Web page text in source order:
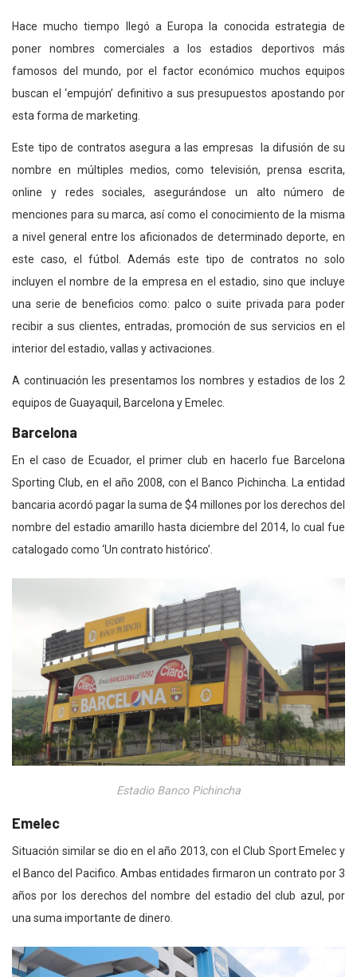
Hace mucho tiempo llegó a Europa la conocida estrategia de
poner nombres comerciales a los estadios deportivos más
famosos del mundo, por el factor económico muchos equipos
buscan el ‘empujón’ definitivo a sus presupuestos apostando por
esta forma de marketing.
Este tipo de contratos asegura a las empresas la difusión de su
nombre en múltiples medios, como televisión, prensa escrita,
online y redes sociales, asegurándose un alto número de
menciones para su marca, así como el conocimiento de la misma
a nivel general entre los aficionados de determinado deporte, en
este caso, el fútbol. Además este tipo de contratos no solo
incluyen el nombre de la empresa en el estadio, sino que incluye
una serie de beneficios como: palco o suite privada para poder
recibir a sus clientes, entradas, promoción de sus servicios en el
interior del estadio, vallas y activaciones.
A continuación les presentamos los nombres y estadios de los 2
equipos de Guayaquil, Barcelona y Emelec.
Barcelona
En el caso de Ecuador, el primer club en hacerlo fue Barcelona
Sporting Club, en el año 2008, con el Banco Pichincha. La entidad
bancaria acordó pagar la suma de $4 millones por los derechos del
nombre del estadio amarillo hasta diciembre del 2014, lo cual fue
catalogado como ‘Un contrato histórico’.
Estadio Banco Pichincha
Emelec
Situación similar se dio en el año 2013, con el Club Sport Emelec y
el Banco del Pacifico. Ambas entidades firmaron un contrato por 3
años por los derechos del nombre del estadio del club azul, por
una suma importante de dinero.